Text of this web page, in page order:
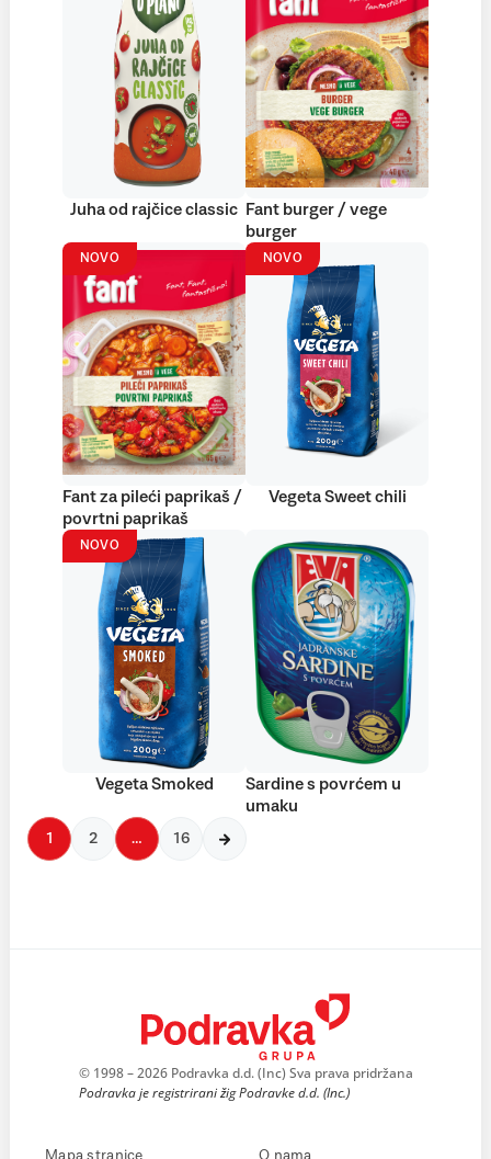
Juha od rajčice classic
Fant burger / vege
burger
NOVO
Fant za pileći paprikaš /
povrtni paprikaš
NOVO
Vegeta Sweet chili
NOVO
Vegeta Smoked
Sardine s povrćem u
umaku
1 2 … 16
© 1998 – 2026 Podravka d.d. (Inc) Sva prava pridržana
Podravka je registrirani žig Podravke d.d. (Inc.)
Mapa stranice O nama